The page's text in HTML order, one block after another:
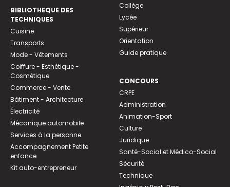
BIBLIOTHEQUE DES
TECHNIQUES
Cuisine
Transports
Mode - Vêtements
Coiffure - Esthétique -
Cosmétique
Commerce - Vente
Bâtiment - Architecture
Électricité
Mécanique automobile
Services à la personne
Accompagnement Petite
enfance
Kit auto-entrepreneur
Collège
Lycée
Supérieur
Orientation
Guide pratique
CONCOURS
CRPE
Administration
Animation-Sport
Culture
Juridique
Santé-Social et Médico-Social
Sécurité
Technique